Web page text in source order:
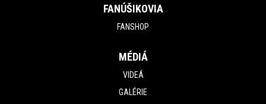
FANÚŠIKOVIA
FANSHOP
MÉDIÁ
VIDEÁ
GALÉRIE